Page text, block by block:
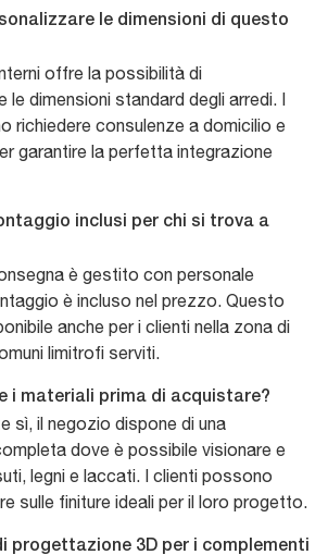
le dimensioni di questo
offre la possibilità di
le dimensioni standard degli arredi. I
richiedere consulenze a domicilio e
garantire la perfetta integrazione
inclusi per chi si trova a
è gestito con personale
è incluso nel prezzo. Questo
anche per i clienti nella zona di
limitrofi serviti.
i materiali prima di acquistare?
sì, il negozio dispone di una
dove è possibile visionare e
legni e laccati. I clienti possono
sulle finiture ideali per il loro progetto.
progettazione 3D per i complementi